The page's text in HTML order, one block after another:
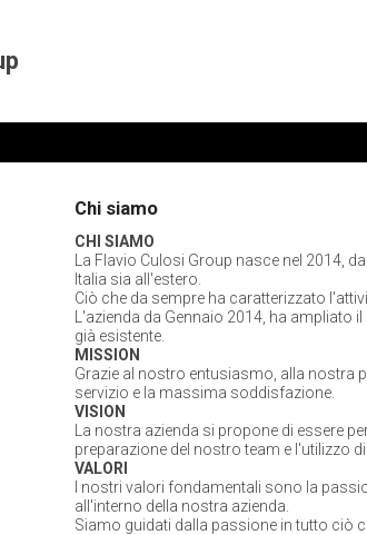
Chi siamo
CHI SIAMO
La Flavio Culosi Group nasce nel 2014,
Italia sia all'estero.
Ciò che da sempre ha caratterizzato
L'azienda da Gennaio 2014, ha
già esistente.
MISSION
Grazie al nostro entusiasmo, alla nostra
servizio e la massima soddisfazione.
VISION
La nostra azienda si propone di essere
preparazione del nostro team e l'utilizzo
VALORI
I nostri valori fondamentali sono la
all'interno della nostra azienda.
Siamo guidati dalla passione in tutto ciò